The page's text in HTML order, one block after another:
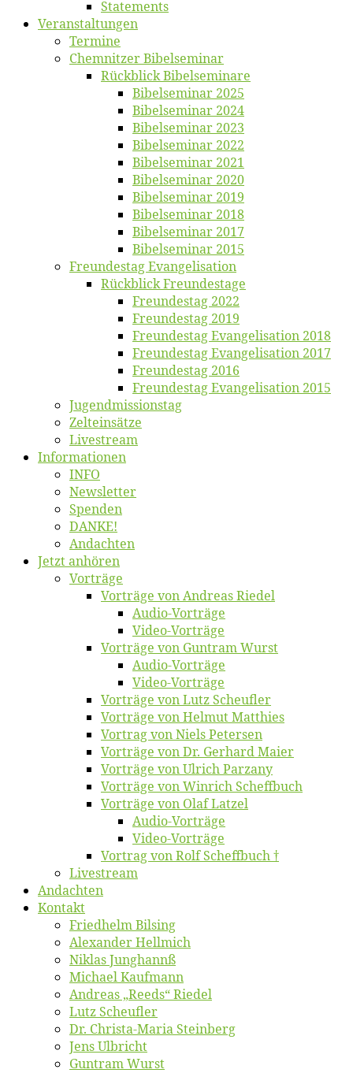
State­ments
Ver­an­stal­tun­gen
Ter­mi­ne
Chemnit­zer Bibelseminar
Rück­blick Bibelseminare
Bi­bel­se­mi­nar 2025
Bi­bel­se­mi­nar 2024
Bi­bel­se­mi­nar 2023
Bi­bel­se­mi­nar 2022
Bi­bel­se­mi­nar 2021
Bi­bel­se­mi­nar 2020
Bi­bel­se­mi­nar 2019
Bi­bel­se­mi­nar 2018
Bibelsemi­nar 2017
Bibelsemi­nar 2015
Freun­des­tag Evangelisation
Rück­blick Freundestage
Freun­des­tag 2022
Freun­des­tag 2019
Freun­des­tag Evan­ge­li­sa­ti­on 2018
Freun­des­tag Evan­ge­li­sa­ti­on 2017
Freun­des­tag 2016
Freun­des­tag Evan­ge­li­sa­ti­on 2015
Jugend­mis­sions­tag
Zelt­ein­sät­ze
Live­stream
Informatio­nen
INFO
News­let­ter
Spen­den
DANKE!
An­dach­ten
Jetzt an­hö­ren
Vor­trä­ge
Vor­trä­ge von An­dre­as Riedel
Au­dio-Vor­trä­ge
Vi­deo-Vor­trä­ge
Vor­trä­ge von Gun­tram Wurst
Au­dio-Vor­trä­ge
Vi­deo-Vor­trä­ge
Vor­trä­ge von Lutz Scheufler
Vor­trä­ge von Hel­mut Matthies
Vor­trag von Niels Petersen
Vor­trä­ge von Dr. Ger­hard Maier
Vor­trä­ge von Ul­rich Parzany
Vor­trä­ge von Win­rich Scheffbuch
Vor­trä­ge von Olaf Latzel
Au­dio-Vor­trä­ge
Vi­deo-Vor­trä­ge
Vor­trag von Rolf Scheffbuch †
Live­stream
An­dach­ten
Kon­takt
Fried­helm Bilsing
Alex­an­der Hellmich
Ni­klas Junghannß
Mi­cha­el Kaufmann
An­dre­as „Reeds“ Riedel
Lutz Scheuf­ler
Dr. Chris­­ta-Ma­ria Steinberg
Jens Ulb­richt
Gun­tram Wurst